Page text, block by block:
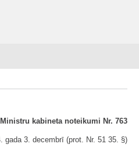
Ministru kabineta noteikumi Nr. 763
gada 3. decembrī (prot. Nr. 51 35. §)